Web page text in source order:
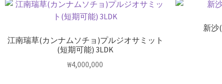
江南瑞草(カンナムソチョ)プルジオサミット
(短期可能) 3LDK
₩4,000,000
新沙